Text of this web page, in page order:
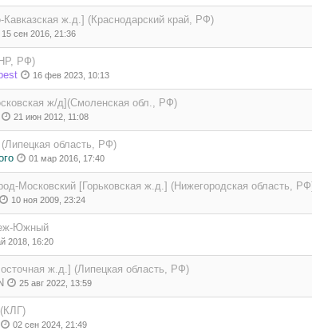
ж.д.] (Краснодарский край, РФ)
15 сен 2016, 21:36
РФ)
16 фев 2023, 10:13
ж/д](Смоленская обл., РФ)
21 июн 2012, 11:08
область, РФ)
01 мар 2016, 17:40
Московский [Горьковская ж.д.] (Нижегородская область,
10 ноя 2009, 23:24
Южный
2018, 16:20
ж.д.] (Липецкая область, РФ)
25 авг 2022, 13:59
02 сен 2024, 21:49